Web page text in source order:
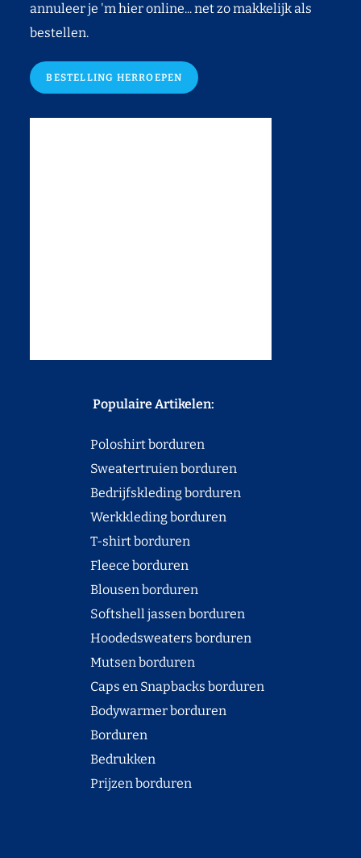
annuleer je 'm hier online... net zo makkelijk als
bestellen.
BESTELLING HERROEPEN
Populaire Artikelen:
Poloshirt borduren
Sweatertruien borduren
Bedrijfskleding borduren
Werkkleding borduren
T-shirt borduren
Fleece borduren
Blousen borduren
Softshell jassen borduren
Hoodedsweaters borduren
Mutsen borduren
Caps en Snapbacks borduren
Bodywarmer borduren
Borduren
Bedrukken
Prijzen borduren